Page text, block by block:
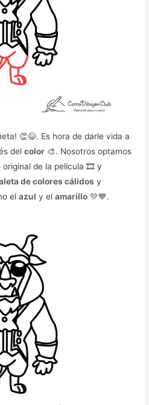
👏😄. Es hora de darle vida a
delcolor 🎨. Nosotros optamos
original de la película 🎞️ y
de colores cálidos y
elazul y elamarillo 💛💙.